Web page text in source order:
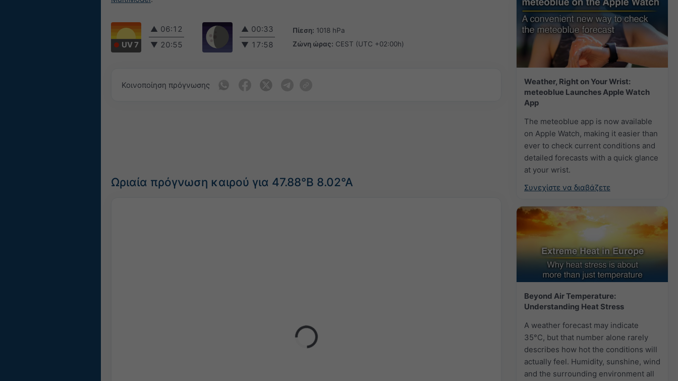
Weather, Right on Your Wrist:
meteoblue Launches Apple Watch
App
The meteoblue app is now available
on Apple Watch, making it easier than
ever to check current conditions and
detailed forecasts with a quick glance
at your wrist.
Συνεχίστε να διαβάζετε
Beyond Air Temperature:
Understanding Heat Stress
A weather forecast may indicate
35°C, but that number alone rarely
describes how hot the conditions will
actually feel. Humidity, sunshine, wind
and the surrounding environment all
UV 7
▲ 06:12
▼ 20:55
▲ 00:33
▼ 17:58
Πίεση: 1018 hPa
Ζώνη ώρας: CEST (UTC +02:00h)
Κοινοποίηση πρόγνωσης
Ωριαία πρόγνωση καιρού για 47.88°Β 8.02°Α